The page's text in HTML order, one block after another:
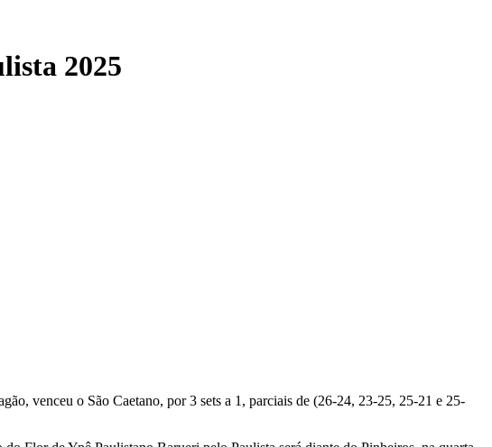
2025
venceu o São Caetano, por 3 sets a 1, parciais de (26-24, 23-25, 25-21 e 25-